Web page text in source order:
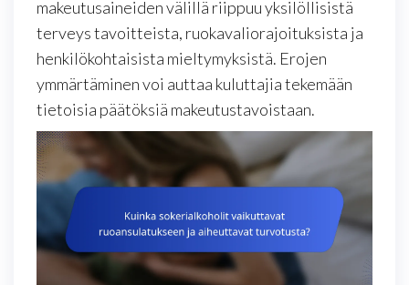
makeutusaineiden välillä riippuu yksilöllisistä
terveys tavoitteista, ruokavaliorajoituksista ja
henkilökohtaisista mieltymyksistä. Erojen
ymmärtäminen voi auttaa kuluttajia tekemään
tietoisia päätöksiä makeutustavoistaan.